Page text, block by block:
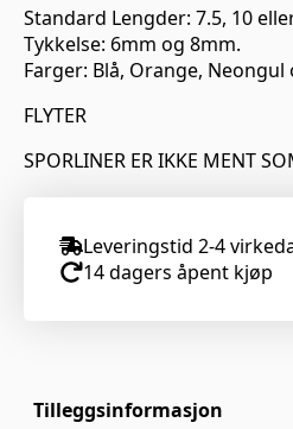
Standard Lengder: 7.5, 10
Tykkelse: 6mm og 8mm.
Farger: Blå, Orange, Neongul
FLYTER
SPORLINER ER IKKE MENT
Leveringstid 2-4
14 dagers åpent kjøp
Tilleggsinformasjon